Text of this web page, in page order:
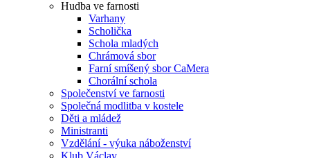
Hudba ve farnosti
Varhany
Scholička
Schola mladých
Chrámová sbor
Farní smíšený sbor CaMera
Chorální schola
Společenství ve farnosti
Společná modlitba v kostele
Děti a mládež
Ministranti
Vzdělání - výuka náboženství
Klub Václav